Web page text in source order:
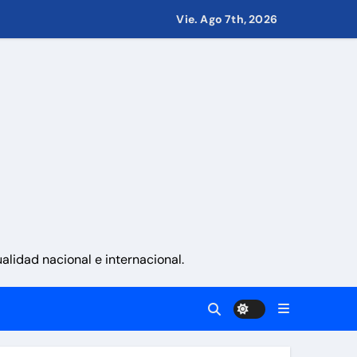
afectados por los terremotos
de 420.000 barriles diarios
Vie. Ago 7th, 2026
nacional e internacional.